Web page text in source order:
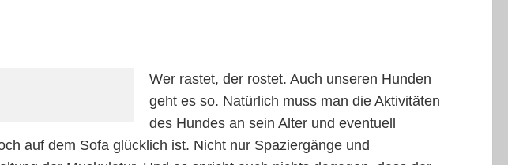
Wer rastet, der rostet. Auch unseren Hunden
geht es so. Natürlich muss man die Aktivitäten
des Hundes an sein Alter und eventuell
auf dem Sofa glücklich ist. Nicht nur Spaziergänge und